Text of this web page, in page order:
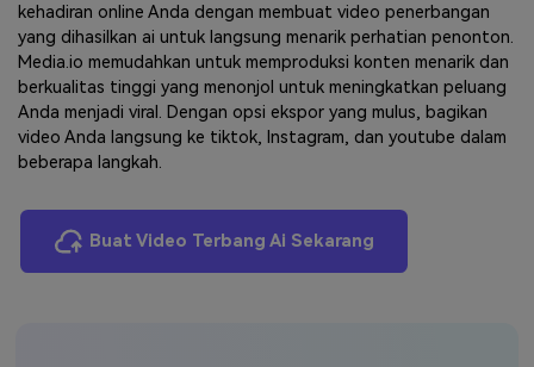
kehadiran online Anda dengan membuat video penerbangan
yang dihasilkan ai untuk langsung menarik perhatian penonton.
Media.io memudahkan untuk memproduksi konten menarik dan
berkualitas tinggi yang menonjol untuk meningkatkan peluang
Anda menjadi viral. Dengan opsi ekspor yang mulus, bagikan
video Anda langsung ke tiktok, Instagram, dan youtube dalam
beberapa langkah.
Buat Video Terbang Ai Sekarang